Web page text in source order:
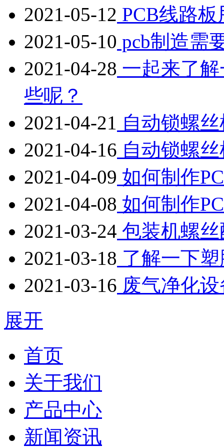
2021-05-12 PCB线路
2021-05-10 pcb制造需
2021-04-28 一起来了
些呢？
2021-04-21 自动锁螺
2021-04-16 自动锁螺
2021-04-09 如何制作
2021-04-08 如何制作
2021-03-24 包装机螺
2021-03-18 了解一下
2021-03-16 废气净化
展开
首页
关于我们
产品中心
新闻资讯